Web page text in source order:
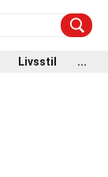
Livsstil ...